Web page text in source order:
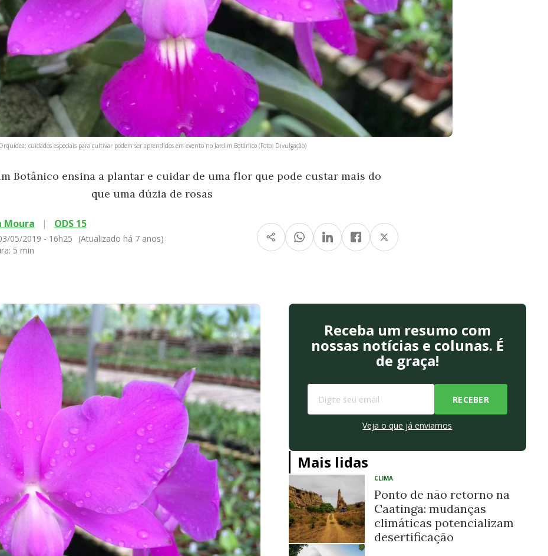
cuidados especiais para cultivar podem ser aprendidos em evento no Jardim Botânico (Foto: Divulgação)
Botânico ensina a plantar e cuidar de uma flor que pode custar mais do
que uma dúzia de rosas
Moura | ODS 15
05/2019 - 16h25
(Atualizado há 7 anos)
5 min
Receba um resumo com
nossas notícias e colunas. É
de graça!
Veja o que já enviamos
Mais lidas
CLIMA
Ponto de não retorno na
Caatinga: mudanças
climáticas potencializam
desertificação